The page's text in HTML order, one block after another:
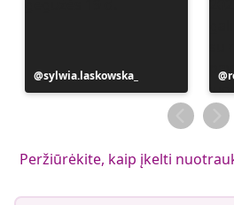
Įrašą
paskelbė
sylwia.laskowska_
Peržiūrėkite, kaip įkelti